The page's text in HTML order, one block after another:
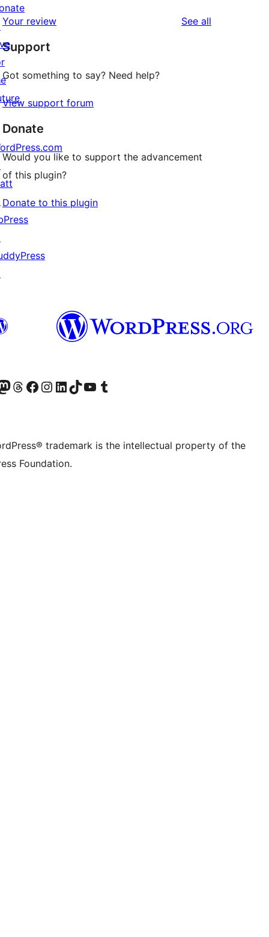
reviews
star
reviews
1-
star
reviews
Your review See all
Support
Got something to say? Need help?
View support forum
Donate
Would you like to support the advancement
of this plugin?
Donate to this plugin
accountaccount
our Mastodon account
Visit our Threads account
Visit our Facebook page
Visit our Instagram account
Visit our LinkedIn account
Visit our TikTok account
Visit our YouTube channel
Visit our Tumblr account
trademark is the intellectual property of the
Foundation.